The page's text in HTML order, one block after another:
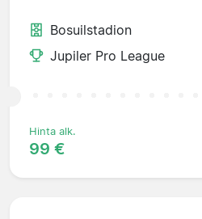
Bosuilstadion
Jupiler Pro League
Hinta alk.
99 €